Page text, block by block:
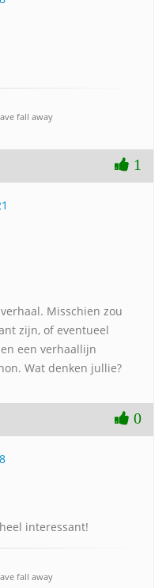
fall away
1
Misschien zou
zijn, of eventueel
een verhaallijn
Wat denken jullie?
0
interessant!
fall away